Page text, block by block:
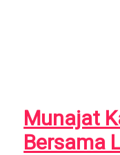
Munajat
Bersama